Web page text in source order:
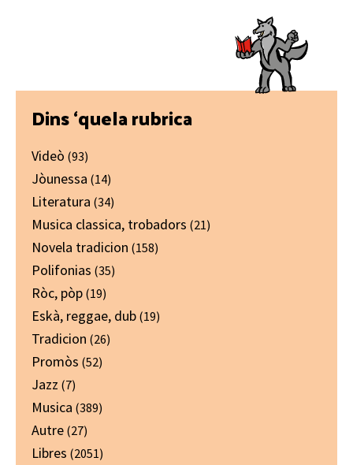
Primary
Sidebar
Dins ‘quela rubrica
Videò (93)
Jòunessa (14)
Literatura (34)
Musica classica, trobadors (21)
Novela tradicion (158)
Polifonias (35)
Ròc, pòp (19)
Eskà, reggae, dub (19)
Tradicion (26)
Promòs (52)
Jazz (7)
Musica (389)
Autre (27)
Libres (2051)